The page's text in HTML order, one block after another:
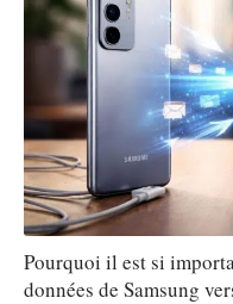
Pourquoi il est si
données de Samsung